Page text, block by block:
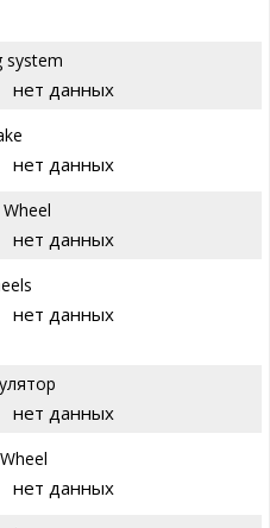
system
нет данных
нет данных
нет данных
нет данных
нет данных
нет данных